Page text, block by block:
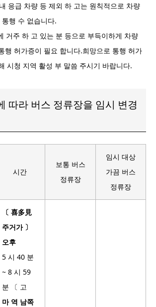
응급 차량 등 제외 하 고는 원칙적으로 차량
행 수 없습니다.
거주 하 고 있는 분 등으로 부득이하게 차량
행 허가증이 필요 합니다.희망으로 통행 허가
시청 지역 활성 부 말씀 주시기 바랍니다.
따라 버스 정류장을 임시 변경
시간
보통 버스
정류장
임시 대상
가끔 버스
정류장
〔 喜多見
주거가 〕
오후
5 시 40 분
~ 8 시 59
분 〔 고
마 역 남쪽